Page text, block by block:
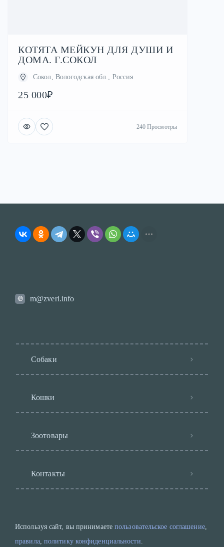
КОТЯТА МЕЙКУН ДЛЯ ДУШИ И
ДОМА. Г.СОКОЛ
Сокол, Вологодская обл., Россия
25 000₽
240 Просмотры
m@zveri.info
Собаки
Кошки
Зоотовары
Контакты
Используя сайт, вы принимаете пользовательское соглашение,
правила, политику конфиденциальности.